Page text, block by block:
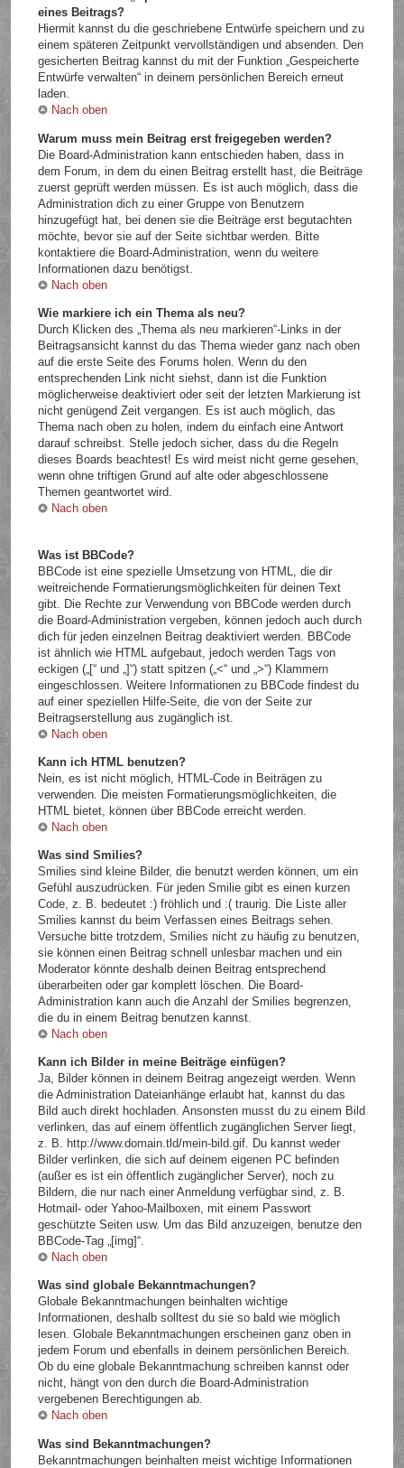
eines Beitrags?
Hiermit kannst du die geschriebene Entwürfe speichern und zu
einem späteren Zeitpunkt vervollständigen und absenden. Den
gesicherten Beitrag kannst du mit der Funktion „Gespeicherte
Entwürfe verwalten“ in deinem persönlichen Bereich erneut
laden.
Nach oben
Warum muss mein Beitrag erst freigegeben werden?
Die Board-Administration kann entschieden haben, dass in
dem Forum, in dem du einen Beitrag erstellt hast, die Beiträge
zuerst geprüft werden müssen. Es ist auch möglich, dass die
Administration dich zu einer Gruppe von Benutzern
hinzugefügt hat, bei denen sie die Beiträge erst begutachten
möchte, bevor sie auf der Seite sichtbar werden. Bitte
kontaktiere die Board-Administration, wenn du weitere
Informationen dazu benötigst.
Nach oben
Wie markiere ich ein Thema als neu?
Durch Klicken des „Thema als neu markieren“-Links in der
Beitragsansicht kannst du das Thema wieder ganz nach oben
auf die erste Seite des Forums holen. Wenn du den
entsprechenden Link nicht siehst, dann ist die Funktion
möglicherweise deaktiviert oder seit der letzten Markierung ist
nicht genügend Zeit vergangen. Es ist auch möglich, das
Thema nach oben zu holen, indem du einfach eine Antwort
darauf schreibst. Stelle jedoch sicher, dass du die Regeln
dieses Boards beachtest! Es wird meist nicht gerne gesehen,
wenn ohne triftigen Grund auf alte oder abgeschlossene
Themen geantwortet wird.
Nach oben
Was ist BBCode?
BBCode ist eine spezielle Umsetzung von HTML, die dir
weitreichende Formatierungsmöglichkeiten für deinen Text
gibt. Die Rechte zur Verwendung von BBCode werden durch
die Board-Administration vergeben, können jedoch auch durch
dich für jeden einzelnen Beitrag deaktiviert werden. BBCode
ist ähnlich wie HTML aufgebaut, jedoch werden Tags von
eckigen („[“ und „]“) statt spitzen („<“ und „>“) Klammern
eingeschlossen. Weitere Informationen zu BBCode findest du
auf einer speziellen Hilfe-Seite, die von der Seite zur
Beitragserstellung aus zugänglich ist.
Nach oben
Kann ich HTML benutzen?
Nein, es ist nicht möglich, HTML-Code in Beiträgen zu
verwenden. Die meisten Formatierungsmöglichkeiten, die
HTML bietet, können über BBCode erreicht werden.
Nach oben
Was sind Smilies?
Smilies sind kleine Bilder, die benutzt werden können, um ein
Gefühl auszudrücken. Für jeden Smilie gibt es einen kurzen
Code, z. B. bedeutet :) fröhlich und :( traurig. Die Liste aller
Smilies kannst du beim Verfassen eines Beitrags sehen.
Versuche bitte trotzdem, Smilies nicht zu häufig zu benutzen,
sie können einen Beitrag schnell unlesbar machen und ein
Moderator könnte deshalb deinen Beitrag entsprechend
überarbeiten oder gar komplett löschen. Die Board-
Administration kann auch die Anzahl der Smilies begrenzen,
die du in einem Beitrag benutzen kannst.
Nach oben
Kann ich Bilder in meine Beiträge einfügen?
Ja, Bilder können in deinem Beitrag angezeigt werden. Wenn
die Administration Dateianhänge erlaubt hat, kannst du das
Bild auch direkt hochladen. Ansonsten musst du zu einem Bild
verlinken, das auf einem öffentlich zugänglichen Server liegt,
z. B. http://www.domain.tld/mein-bild.gif. Du kannst weder
Bilder verlinken, die sich auf deinem eigenen PC befinden
(außer es ist ein öffentlich zugänglicher Server), noch zu
Bildern, die nur nach einer Anmeldung verfügbar sind, z. B.
Hotmail- oder Yahoo-Mailboxen, mit einem Passwort
geschützte Seiten usw. Um das Bild anzuzeigen, benutze den
BBCode-Tag „[img]“.
Nach oben
Was sind globale Bekanntmachungen?
Globale Bekanntmachungen beinhalten wichtige
Informationen, deshalb solltest du sie so bald wie möglich
lesen. Globale Bekanntmachungen erscheinen ganz oben in
jedem Forum und ebenfalls in deinem persönlichen Bereich.
Ob du eine globale Bekanntmachung schreiben kannst oder
nicht, hängt von den durch die Board-Administration
vergebenen Berechtigungen ab.
Nach oben
Was sind Bekanntmachungen?
Bekanntmachungen beinhalten meist wichtige Informationen